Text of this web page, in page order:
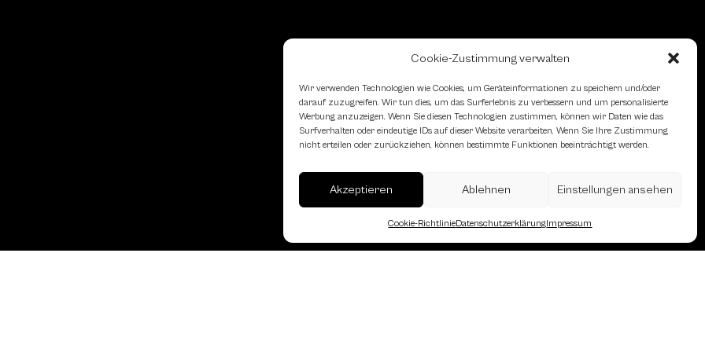
Cookie-Zustimmung verwalten
Wir verwenden Technologien wie Cookies, um Geräteinformationen zu speichern und/oder
darauf zuzugreifen. Wir tun dies, um das Surferlebnis zu verbessern und um personalisierte
Werbung anzuzeigen. Wenn Sie diesen Technologien zustimmen, können wir Daten wie das
Surfverhalten oder eindeutige IDs auf dieser Website verarbeiten. Wenn Sie Ihre Zustimmung
nicht erteilen oder zurückziehen, können bestimmte Funktionen beeinträchtigt werden.
Akzeptieren Ablehnen Einstellungen ansehen
Cookie-RichtlinieDatenschutzerklärungImpressum